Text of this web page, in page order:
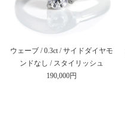
ウェーブ / 0.3ct / サイドダイヤモ
ンドなし / スタイリッシュ
190,000円